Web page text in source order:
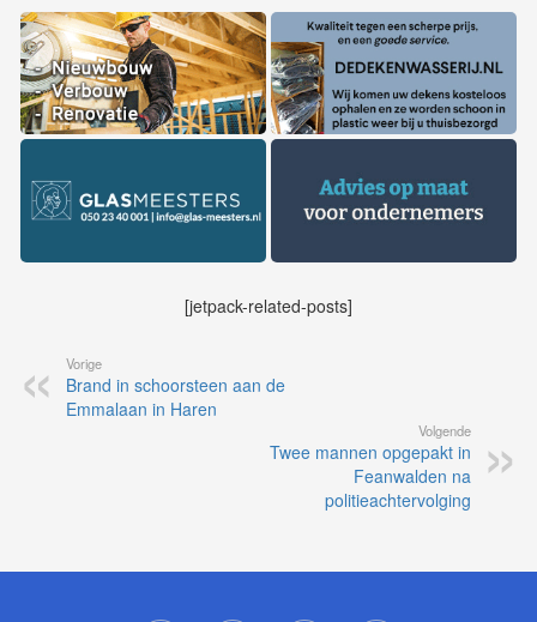
[jetpack-related-posts]
Vorige
Brand in schoorsteen aan de
Emmalaan in Haren
Volgende
Twee mannen opgepakt in
Feanwalden na
politieachtervolging